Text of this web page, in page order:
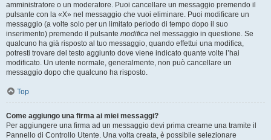
amministratore o un moderatore. Puoi cancellare un messaggio premendo il
pulsante con la «X» nel messaggio che vuoi eliminare. Puoi modificare un
messaggio (a volte solo per un limitato periodo di tempo dopo il suo
inserimento) premendo il pulsante modifica nel messaggio in questione. Se
qualcuno ha già risposto al tuo messaggio, quando effettui una modifica,
potresti trovare del testo aggiunto dove viene indicato quante volte l’hai
modificato. Un utente normale, generalmente, non può cancellare un
messaggio dopo che qualcuno ha risposto.
Top
Come aggiungo una firma ai miei messaggi?
Per aggiungere una firma ad un messaggio devi prima crearne una tramite il
Pannello di Controllo Utente. Una volta creata, è possibile selezionare